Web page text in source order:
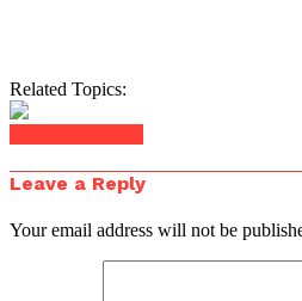
Related Topics:
Leave a Reply
Your email address will not be